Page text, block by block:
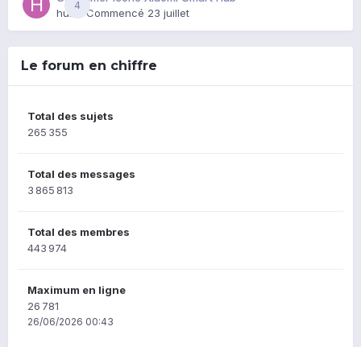
4
huik · Commencé 23 juillet
Le forum en chiffre
Total des sujets
265 355
Total des messages
3 865 813
Total des membres
443 974
Maximum en ligne
26 781
26/06/2026 00:43